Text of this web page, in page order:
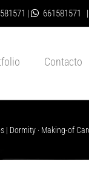
| 661581571 |
Contacto
| Dormity · Making-of